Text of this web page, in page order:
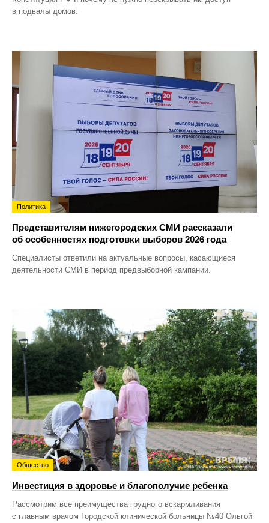
в подвалы домов.
Политика
Представителям нижегородских СМИ рассказали
об особенностях подготовки выборов 2026 года
Специалисты ответили на актуальные вопросы, касающиеся
деятельности СМИ в период предвыборной кампании.
Общество
Инвестиция в здоровье и благополучие ребенка
Рассмотрим все преимущества грудного вскармливания
с главным врачом Городской клинической больницы №40 Ольгой